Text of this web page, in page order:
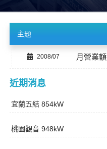
主題
2008/07 月營業
近期消息
宜蘭五結 854kW
桃園觀音 948kW